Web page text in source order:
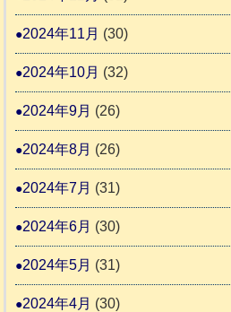
2024年11月 (30)
2024年10月 (32)
2024年9月 (26)
2024年8月 (26)
2024年7月 (31)
2024年6月 (30)
2024年5月 (31)
2024年4月 (30)